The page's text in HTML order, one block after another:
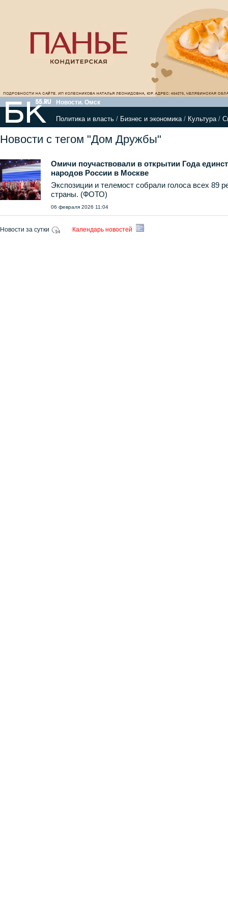
Новости. Омск
Политика и власть / Бизнес и экономика/ Культура/
Новости с тегом "Дом Дружбы"
Омичи поучаствовали в открытии Года
народов России в Москве
Экспозиции и телемост собрали голоса всех 89
страны. (ФОТО)
06 февраля 2026 11:04
Новости за сутки Календарь новостей